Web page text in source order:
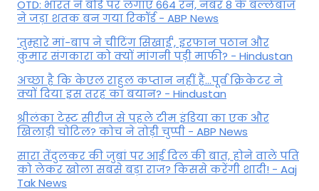
OTD: भारत ने बोर्ड पर लगाए 664 रन, नंबर 8 के बल्लेबाज
ने जड़ा शतक बन गया रिकॉर्ड - ABP News
'तुम्हारे मां-बाप ने चीटिंग सिखाई', इरफान पठान और
कुमार संगकारा को क्यों मांगनी पड़ी माफी? - Hindustan
अच्छा है कि केएल राहुल कप्तान नहीं हैं…पूर्व क्रिकेटर ने
क्यों दिया इस तरह का बयान? - Hindustan
श्रीलंका टेस्ट सीरीज से पहले टीम इंडिया का एक और
खिलाड़ी चोटिल? कोच ने तोड़ी चुप्पी - ABP News
सारा तेंदुलकर की जुबां पर आई दिल की बात, होने वाले पति
को लेकर खोला सबसे बड़ा राज? किससे करेंगी शादी! - Aaj
Tak News